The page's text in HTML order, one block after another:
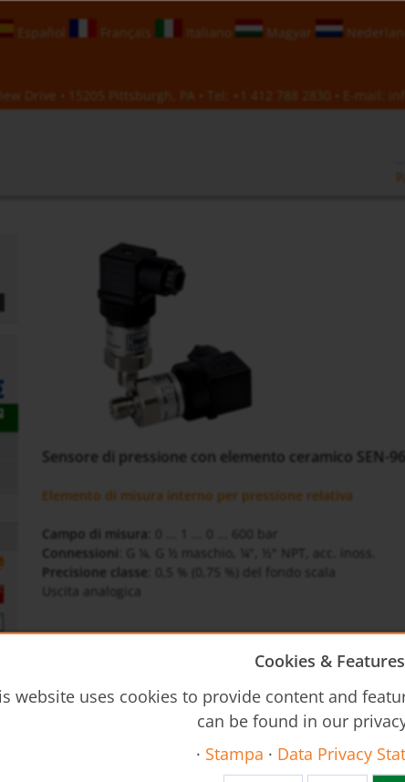
Español Français Italiano Magyar
Drive • 15205 Pittsburgh, PA • Tel: +1 412 788 2830 • E-mail:
Sensore di pressione con elemento ceramico SEN-96
Elemento di misura interno per pressione relativa
Campo di misura
Connessioni
: G ¼, G ½ maschio, ¼", ½" NPT, acc. inoss.
Precisione classe
Uscita analogica
Bollettino tecnico
SEN-9601 - Operating Intsructions
Cookies & Features
website uses cookies to provide content and
can be found in our
· Stampa · Data Privacy